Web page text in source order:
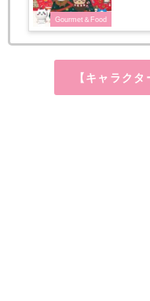
Gourmet＆Food
【キャラク